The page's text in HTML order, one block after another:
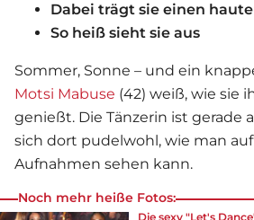
Dabei trägt sie einen
So heiß sieht sie aus
Sommer, Sonne – und ein
Motsi Mabuse (42) weiß, wie sie
genießt. Die Tänzerin ist gerade
sich dort pudelwohl, wie man
Aufnahmen sehen kann.
Noch mehr heiße Fotos:
Die sexy "Let's